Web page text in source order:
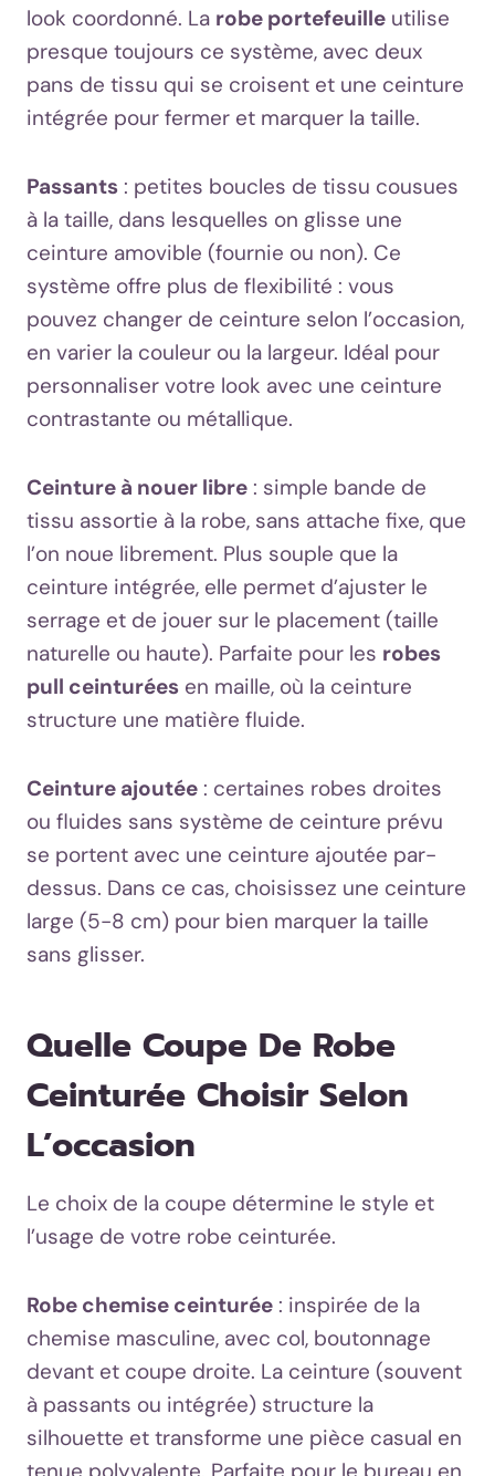
look coordonné. La robe portefeuille utilise
presque toujours ce système, avec deux
pans de tissu qui se croisent et une ceinture
intégrée pour fermer et marquer la taille.
Passants : petites boucles de tissu cousues
à la taille, dans lesquelles on glisse une
ceinture amovible (fournie ou non). Ce
système offre plus de flexibilité : vous
pouvez changer de ceinture selon l’occasion,
en varier la couleur ou la largeur. Idéal pour
personnaliser votre look avec une ceinture
contrastante ou métallique.
Ceinture à nouer libre : simple bande de
tissu assortie à la robe, sans attache fixe, que
l’on noue librement. Plus souple que la
ceinture intégrée, elle permet d’ajuster le
serrage et de jouer sur le placement (taille
naturelle ou haute). Parfaite pour les robes
pull ceinturées en maille, où la ceinture
structure une matière fluide.
Ceinture ajoutée : certaines robes droites
ou fluides sans système de ceinture prévu
se portent avec une ceinture ajoutée par-
dessus. Dans ce cas, choisissez une ceinture
large (5-8 cm) pour bien marquer la taille
sans glisser.
Quelle Coupe De Robe
Ceinturée Choisir Selon
L’occasion
Le choix de la coupe détermine le style et
l’usage de votre robe ceinturée.
Robe chemise ceinturée : inspirée de la
chemise masculine, avec col, boutonnage
devant et coupe droite. La ceinture (souvent
à passants ou intégrée) structure la
silhouette et transforme une pièce casual en